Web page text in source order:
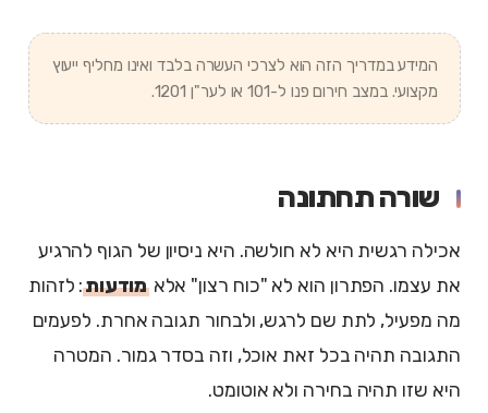
המידע במדריך הזה הוא לצרכי העשרה בלבד ואינו מחליף ייעוץ
מקצועי. במצב חירום פנו ל-101 או לער"ן 1201.
שורה תחתונה
אכילה רגשית היא לא חולשה. היא ניסיון של הגוף להרגיע
את עצמו. הפתרון הוא לא "כוח רצון" אלאמודעות: לזהות
מה מפעיל, לתת שם לרגש, ולבחור תגובה אחרת. לפעמים
התגובה תהיה בכל זאת אוכל, וזה בסדר גמור. המטרה
היא שזו תהיה בחירה ולא אוטומט.